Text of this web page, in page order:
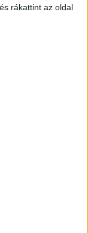
rákattint az oldal